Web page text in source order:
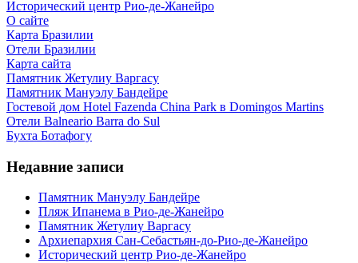
Исторический центр Рио-де-Жанейро
О сайте
Карта Бразилии
Отели Бразилии
Карта сайта
Памятник Жетулиу Варгасу
Памятник Мануэлу Бандейре
Гостевой дом Hotel Fazenda China Park в Domingos Martins
Отели Balneario Barra do Sul
Бухта Ботафогу
Недавние записи
Памятник Мануэлу Бандейре
Пляж Ипанема в Рио-де-Жанейро
Памятник Жетулиу Варгасу
Архиепархия Сан-Себастьян-до-Рио-де-Жанейро
Исторический центр Рио-де-Жанейро